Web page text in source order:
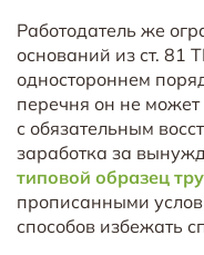
Работодатель же
оснований из ст. 81
одностороннем
перечня он не
с обязательным
заработка за
типовой образец
прописанными
способов избежать